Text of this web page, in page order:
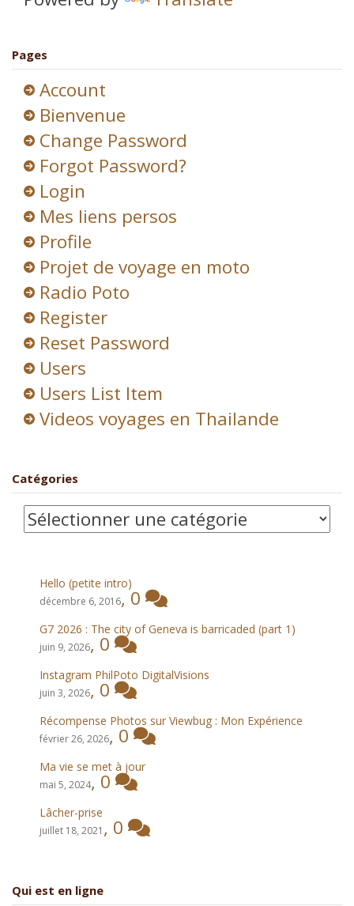
Pages
Account
Bienvenue
Change Password
Forgot Password?
Login
Mes liens persos
Profile
Projet de voyage en moto
Radio Poto
Register
Reset Password
Users
Users List Item
Videos voyages en Thailande
Catégories
Catégories
Hello (petite intro)
décembre 6, 2016,0
G7 2026 : The city of Geneva is barricaded (part 1)
juin 9, 2026, 0
Instagram PhilPoto DigitalVisions
juin 3, 2026, 0
Récompense Photos sur Viewbug : Mon Expérience
février 26, 2026, 0
Ma vie se met à jour
mai 5, 2024, 0
Lâcher-prise
juillet 18, 2021 , 0
Qui est en ligne